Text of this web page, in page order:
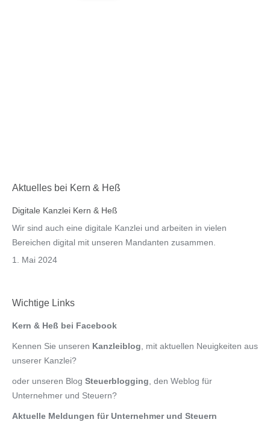
Aktuelles bei Kern & Heß
Digitale Kanzlei Kern & Heß
Wir sind auch eine digitale Kanzlei und arbeiten in vielen
Bereichen digital mit unseren Mandanten zusammen.
1. Mai 2024
Wichtige Links
Kern & Heß bei Facebook
Kennen Sie unseren Kanzleiblog , mit aktuellen Neuigkeiten aus
unserer Kanzlei?
oder unseren Blog Steuerblogging , den Weblog für
Unternehmer und Steuern?
Aktuelle Meldungen für Unternehmer und Steuern